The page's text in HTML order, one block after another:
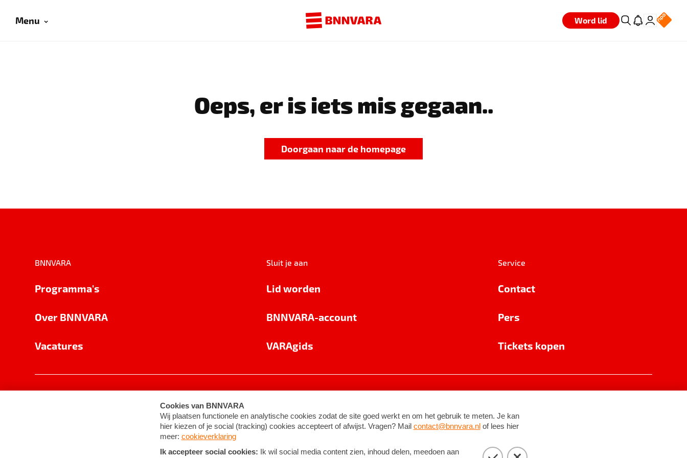
Menu Word lid
Oeps, er is iets mis gegaan..
Doorgaan naar de homepage
BNNVARA
Programma's
Over BNNVARA
Vacatures
Sluit je aan
Lid worden
BNNVARA-account
VARAgids
Service
Contact
Pers
Tickets kopen
Cookie-instellingen Algemene voorwaarden ©2026BNNVARA